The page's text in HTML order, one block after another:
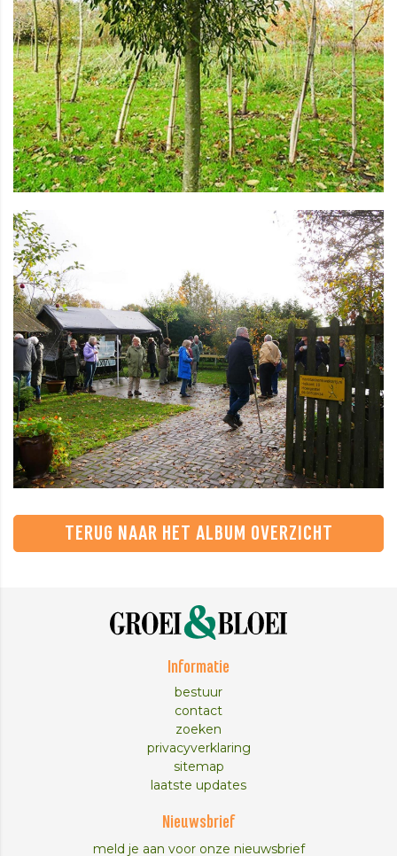
TERUG NAAR HET ALBUM OVERZICHT
Informatie
bestuur
contact
zoeken
privacyverklaring
sitemap
laatste updates
Nieuwsbrief
meld je aan voor onze nieuwsbrief